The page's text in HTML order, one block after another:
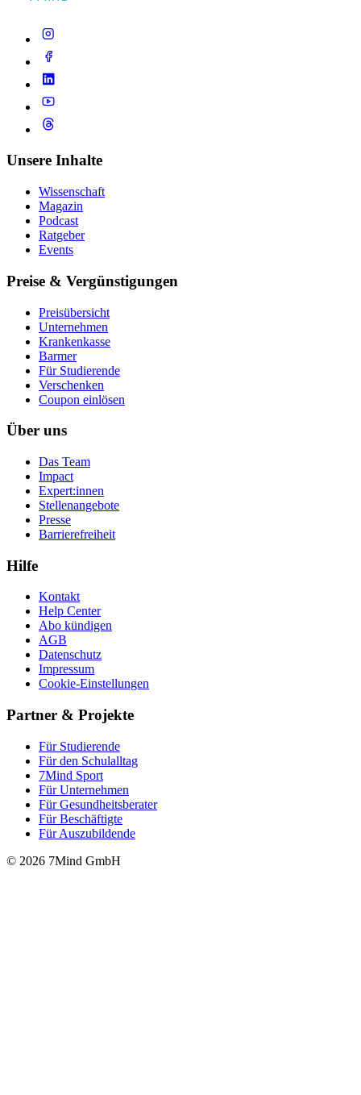
Unsere Inhalte
Wissenschaft
Magazin
Podcast
Ratgeber
Events
Preise & Vergünstigungen
Preisübersicht
Unternehmen
Krankenkasse
Barmer
Für Studierende
Ver­schen­ken
Coupon einlösen
Über uns
Das Team
Impact
Expert:innen
Stellenangebote
Presse
Barrierefreiheit
Hilfe
Kontakt
Help Center
Abo kündigen
AGB
Datenschutz
Impressum
Cookie-Einstellungen
Partner & Projekte
Für Stu­die­rende
Für den Schulalltag
7Mind Sport
Für Unter­neh­men
Für Gesund­heits­be­ra­ter
Für Beschäftigte
Für Auszubildende
© 2026 7Mind GmbH